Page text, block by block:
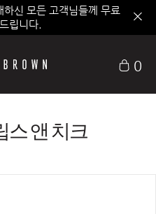
신 모든 고객님들께 무료
립니다.
0
스 앤 치크